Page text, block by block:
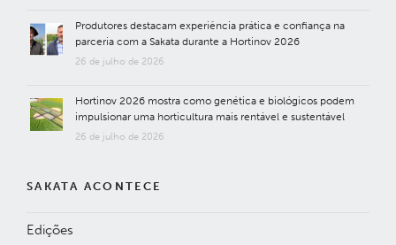
Produtores destacam experiência prática e confiança na
parceria com a Sakata durante a Hortinov 2026
26 de julho de 2026
Hortinov 2026 mostra como genética e biológicos podem
impulsionar uma horticultura mais rentável e sustentável
26 de julho de 2026
SAKATA ACONTECE
Edições